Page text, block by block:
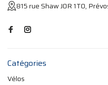
815 rue Shaw J0R 1T0,
Catégories
Vélos